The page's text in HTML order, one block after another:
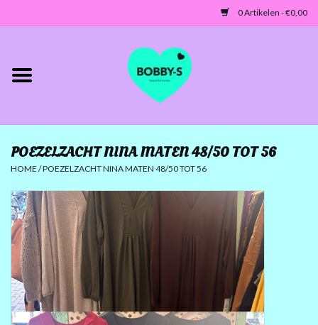
0 Artikelen - €0,00
Home
Tunieken/Tops
Truien-Vesten
Jurken-Broeken-Leggings
ACCESSOIRES
MATEN 42 TOT 46/48
POEZELZACHT NINA MATEN 48/50 TOT 56
HOME /POEZELZACHT NINA MATEN 48/50 TOT 56